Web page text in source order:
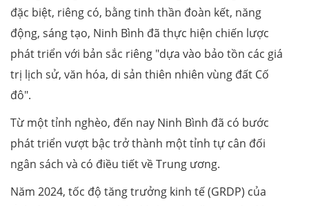
đặc biệt, riêng có, bằng tinh thần đoàn kết, năng
động, sáng tạo, Ninh Bình đã thực hiện chiến lược
phát triển với bản sắc riêng "dựa vào bảo tồn các giá
trị lịch sử, văn hóa, di sản thiên nhiên vùng đất Cố
đô".
Từ một tỉnh nghèo, đến nay Ninh Bình đã có bước
phát triển vượt bậc trở thành một tỉnh tự cân đối
ngân sách và có điều tiết về Trung ương.
Năm 2024, tốc độ tăng trưởng kinh tế (GRDP) của